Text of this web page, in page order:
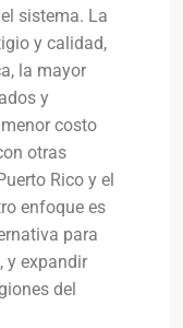
sistema. La
y calidad,
la mayor
y
costo
otras
Rico y el
enfoque es
para
y expandir
del